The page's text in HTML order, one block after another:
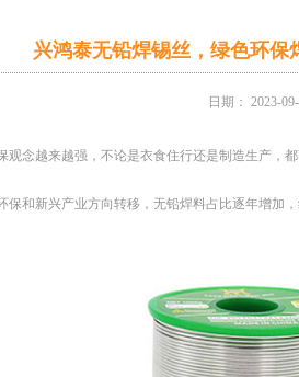
兴鸿泰无铅焊锡丝，绿色环保
日期： 2023-
念越来越强，不论是衣食住行还是制造生产，
和新兴产业方向转移，无铅焊料占比逐年增加